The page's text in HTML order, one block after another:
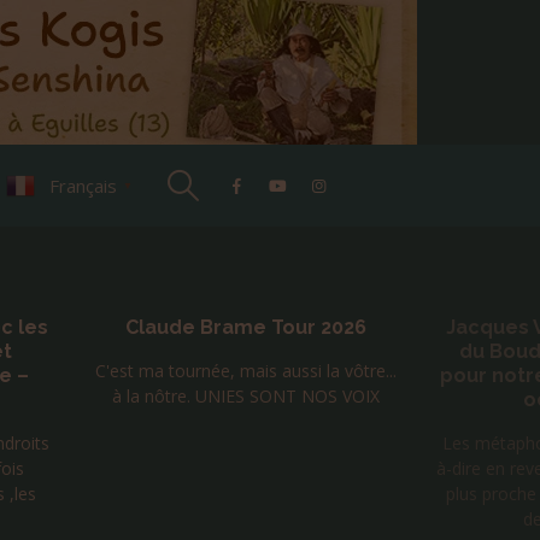
Français
Jacques Vigne – Métaphores
pour notre époque – 23, 24, 25
octobre 2026